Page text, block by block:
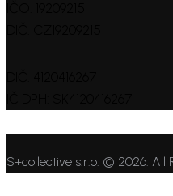
S+collective s.r.o. © 2026. All